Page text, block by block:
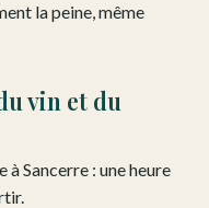
la peine, même
vin et du
Sancerre : une heure